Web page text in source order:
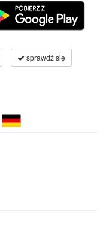
sprawdź się